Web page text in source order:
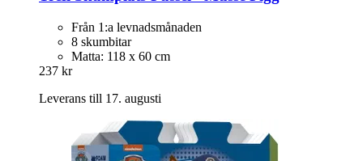
Från 1:a levnadsmånaden
8 skumbitar
Matta: 118 x 60 cm
237 kr
Leverans till 17. augusti